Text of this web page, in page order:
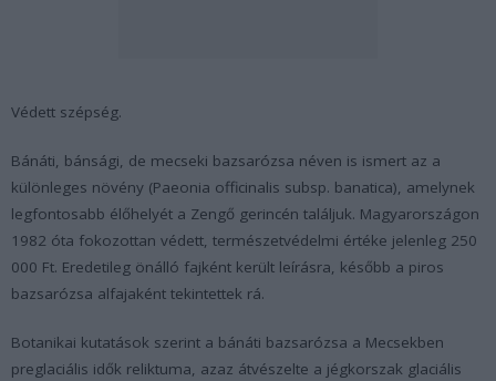
Védett szépség.
Bánáti, bánsági, de mecseki bazsarózsa néven is ismert az a
különleges növény (Paeonia officinalis subsp. banatica), amelynek
legfontosabb élőhelyét a Zengő gerincén találjuk. Magyarországon
1982 óta fokozottan védett, természetvédelmi értéke jelenleg 250
000 Ft. Eredetileg önálló fajként került leírásra, később a piros
bazsarózsa alfajaként tekintettek rá.
Botanikai kutatások szerint a bánáti bazsarózsa a Mecsekben
preglaciális idők reliktuma, azaz átvészelte a jégkorszak glaciális